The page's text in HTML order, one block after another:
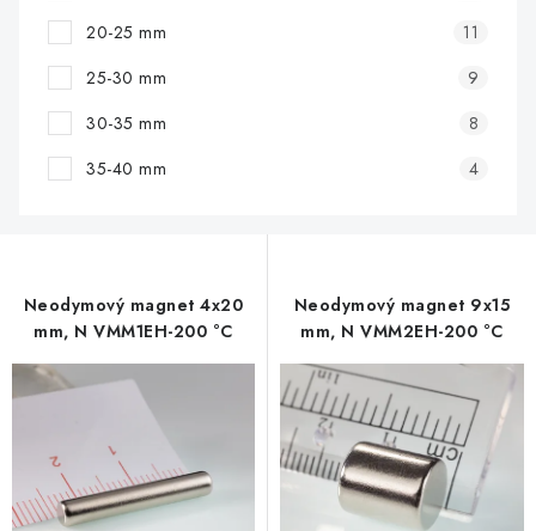
20-25 mm
11
25-30 mm
9
30-35 mm
8
35-40 mm
4
Neodymový magnet 4x20
mm, N VMM1EH-200 °C
Neodymový magnet 9x15
mm, N VMM2EH-200 °C